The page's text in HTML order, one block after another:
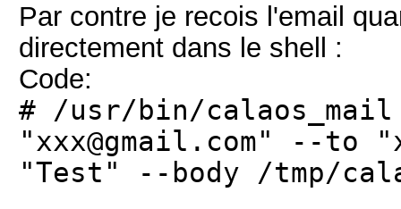
Par contre je recois l'email
directement dans le shell :
Code:
# /usr/bin/
"xxx@gmail.com" --to
"Test" --body /tmp/